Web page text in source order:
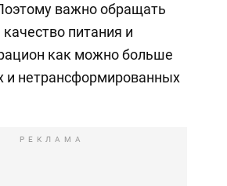
важно обращать
питания и
как можно больше
и нетрансформированных
РЕКЛАМА